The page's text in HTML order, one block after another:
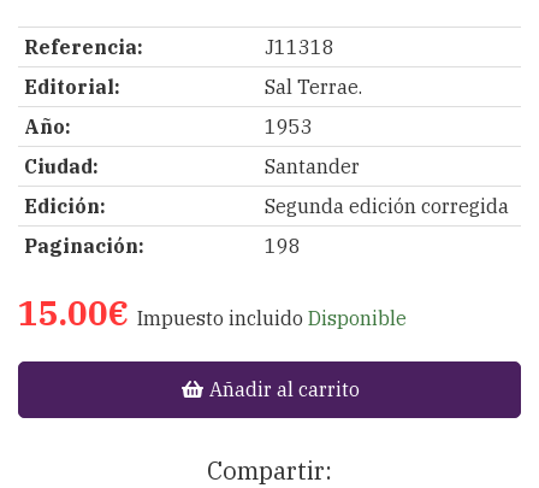
Referencia:
J11318
Editorial:
Sal Terrae.
Año:
1953
Ciudad:
Santander
Edición:
Segunda edición corregida
Paginación:
198
15.00€ Impuesto incluido Disponible
Añadir al carrito
Compartir: